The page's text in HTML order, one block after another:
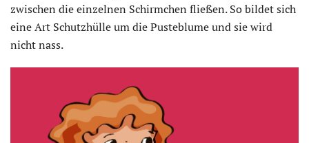
zwischen die einzelnen Schirmchen fließen. So bildet sich
eine Art Schutzhülle um die Pusteblume und sie wird
nicht nass.